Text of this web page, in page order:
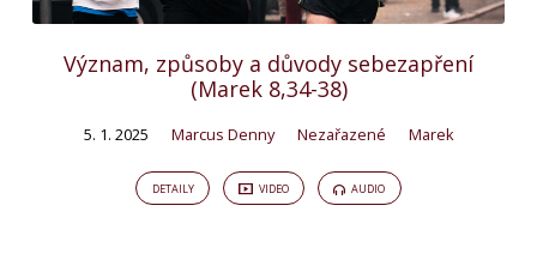
Význam, způsoby a důvody sebezapření
(Marek 8,34-38)
5. 1. 2025 Marcus Denny Nezařazené Marek
DETAILY VIDEO AUDIO